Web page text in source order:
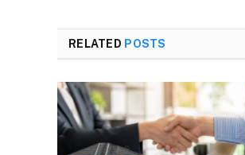
RELATED POSTS